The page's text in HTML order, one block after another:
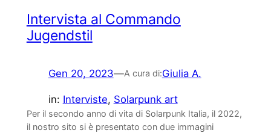
Intervista al Commando
Jugendstil
Gen 20, 2023—A cura di:Giulia A.
in: Interviste, Solarpunk art
Per il secondo anno di vita di Solarpunk Italia, il 2022,
il nostro sito si è presentato con due immagini